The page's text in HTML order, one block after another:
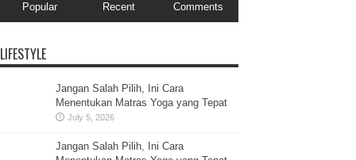
Popular Recent Comments
LIFESTYLE
Jangan Salah Pilih, Ini Cara
Menentukan Matras Yoga yang Tepat
July 5, 2026
Jangan Salah Pilih, Ini Cara